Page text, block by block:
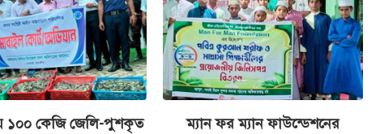
১০০ কেজি জেলি-পুশকৃত
ম্যান ফর ম্যান ফাউন্ডেশনের